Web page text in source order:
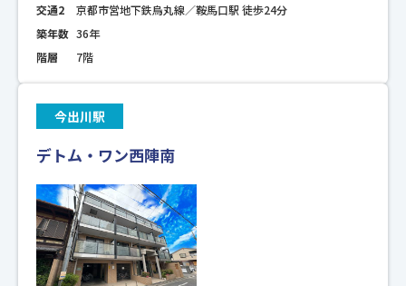
交通2
京都市営地下鉄烏丸線／鞍馬口駅 徒歩24分
築年数 36年
階層
7階
今出川駅
デトム・ワン西陣南